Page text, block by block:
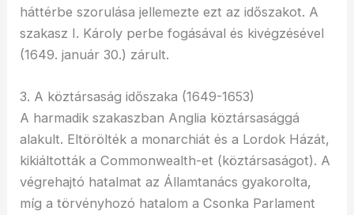
háttérbe szorulása jellemezte ezt az időszakot. A
szakasz I. Károly perbe fogásával és kivégzésével
(1649. január 30.) zárult.
3. A köztársaság időszaka (1649-1653)
A harmadik szakaszban Anglia köztársasággá
alakult. Eltörölték a monarchiát és a Lordok Házát,
kikiáltották a Commonwealth-et (köztársaságot). A
végrehajtó hatalmat az Államtanács gyakorolta,
míg a törvényhozó hatalom a Csonka Parlament